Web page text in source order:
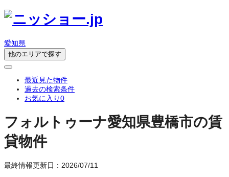
愛知県
他のエリアで探す
最近見た物件
過去の検索条件
お気に入り0
フォルトゥーナ愛知県豊橋市の賃
貸物件
最終情報更新日：2026/07/11